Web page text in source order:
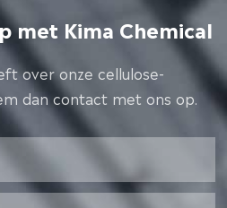
met Kima Chemical
over onze cellulose-
dan contact met ons op.